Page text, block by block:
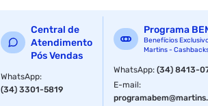
Central de
Atendimento
Pós Vendas
WhatsApp:
(34) 3301-5819
Programa
Benefícios
Martins -
WhatsApp:(34) 8413-
E-mail: